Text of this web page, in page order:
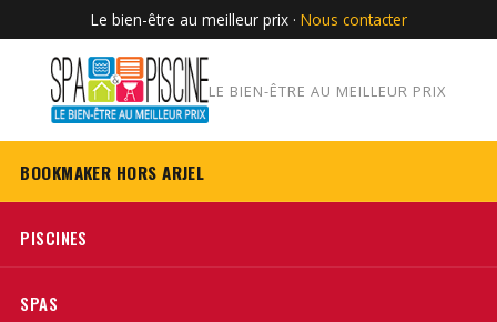
Le bien-être au meilleur prix · Nous contacter
LE BIEN-ÊTRE AU MEILLEUR PRIX
BOOKMAKER HORS ARJEL
PISCINES
SPAS